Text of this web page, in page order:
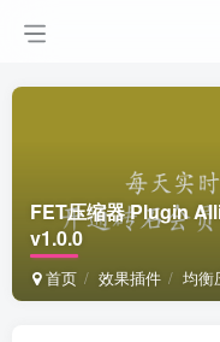
FET压缩器 Plugin
v1.0.0
首页 效果插件 均衡